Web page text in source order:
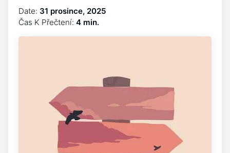
Date: 31 prosince, 2025
Čas K Přečtení: 4 min.